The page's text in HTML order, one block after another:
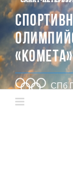
«КОМЕТА»
СПб